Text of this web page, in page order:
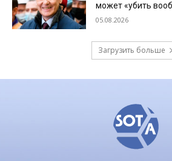
может «убить
05.08.2026
Загрузить больше